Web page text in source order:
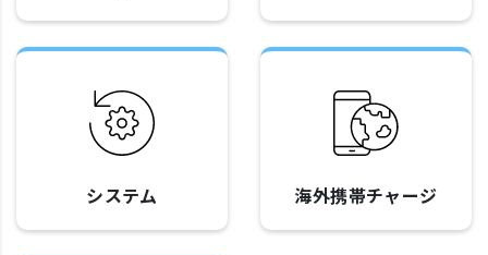
システム 海外携帯チャージ